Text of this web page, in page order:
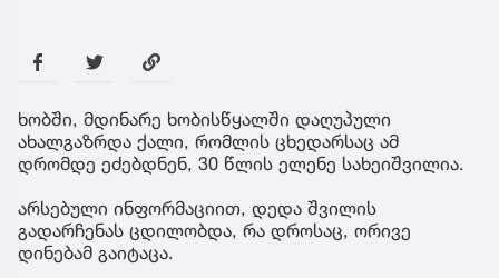
ხობში, მდინარე ხობისწყალში დაღუპული
ახალგაზრდა ქალი, რომლის ცხედარსაც ამ
დრომდე ეძებდნენ, 30 წლის ელენე სახეიშვილია.
არსებული ინფორმაციით, დედა შვილის
გადარჩენას ცდილობდა, რა დროსაც, ორივე
დინებამ გაიტაცა.